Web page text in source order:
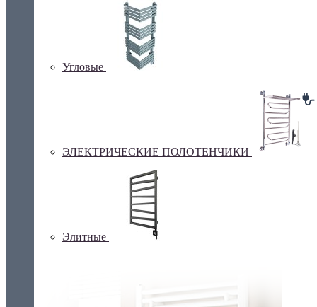
Угловые
ЭЛЕКТРИЧЕСКИЕ ПОЛОТЕНЧИКИ
Элитные